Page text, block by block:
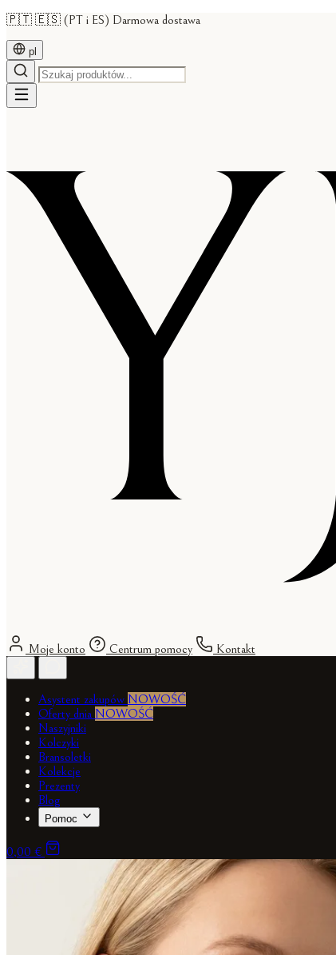
🇵🇹 🇪🇸 (PT i ES) Darmowa dostawa
pl
Moje konto Centrum pomocy Kontakt
Asystent zakupów NOWOŚĆ
Oferty dnia NOWOŚĆ
Naszyjniki
Kolczyki
Bransoletki
Kolekcje
Prezenty
Blog
Pomoc
0,00 €